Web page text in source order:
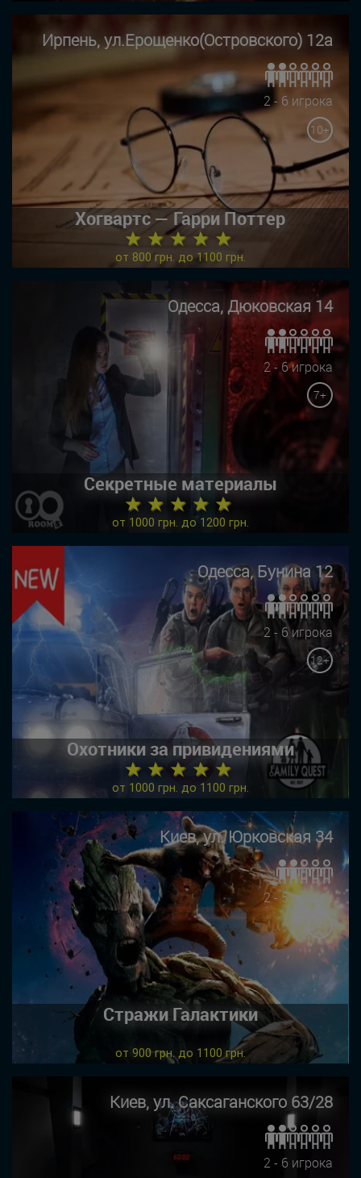
Ирпень, ул.Ерощенко(Островского) 12а
2 - 6 игрока
10+
Хогвартс — Гарри Поттер
★ ★ ★ ★ ★
от 800 грн. до 1100 грн.
Одесса, Дюковская 14
2 - 6 игрока
7+
Секретные материалы
★ ★ ★ ★ ★
от 1000 грн. до 1200 грн.
Одесса, Бунина 12
2 - 6 игрока
12+
Охотники за привидениями
★ ★ ★ ★ ★
от 1000 грн. до 1100 грн.
Киев, ул. Юрковская 34
2 - 5 игрока
14+
Стражи Галактики
от 900 грн. до 1100 грн.
Киев, ул. Саксаганского 63/28
2 - 6 игрока